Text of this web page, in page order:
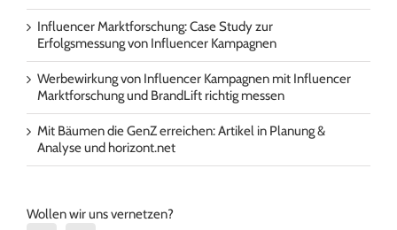
Influencer Marktforschung: Case Study zur
Erfolgsmessung von Influencer Kampagnen
Werbewirkung von Influencer Kampagnen mit Influencer
Marktforschung und BrandLift richtig messen
Mit Bäumen die GenZ erreichen: Artikel in Planung &
Analyse und horizont.net
Wollen wir uns vernetzen?